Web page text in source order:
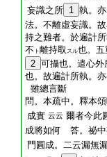
妄識之所 1 執。
法。不離虛妄識。
持之難者。於遍計
不 ト 離持取 スル也。五
2 可攝也。遣心
也。故遍計所執。
雖總言斷
問。本疏中。釋本
成實 云云 爾者今此
成將如何 答。祕中
門圓成。二云漏無